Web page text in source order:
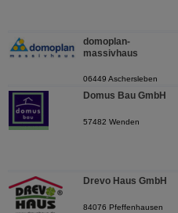
domoplan-
massivhaus
06449 Aschersleben
Domus Bau GmbH
57482 Wenden
Drevo Haus GmbH
84076 Pfeffenhausen